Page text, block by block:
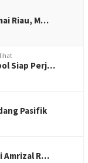
Riau, M…
Siap Perj…
Pasifik
Amrizal R…